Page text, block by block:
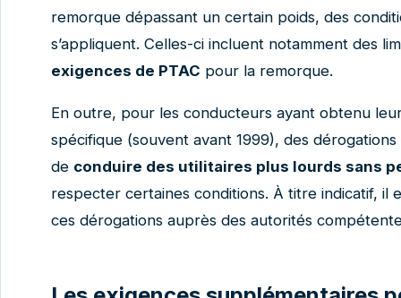
remorque dépassant un certain poids, des
s’appliquent. Celles-ci incluent notamment des
exigences de PTAC pour la remorque.
En outre, pour les conducteurs ayant obtenu
spécifique (souvent avant 1999), des
de conduire des utilitaires plus lourds sans
respecter certaines conditions. À titre indicatif, il
ces dérogations auprès des autorités